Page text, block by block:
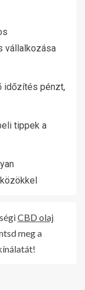
vállalkozása
időzítés pénzt,
tippek a
CBD olaj
meg a